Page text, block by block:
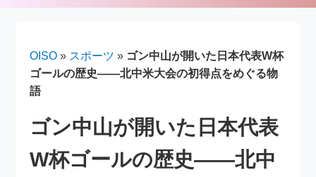
OISO » スポーツ » ゴン中山が開いた日本代表W杯
ゴールの歴史――北中米大会の初得点をめぐる物
語
ゴン中山が開いた日本代表
W杯ゴールの歴史――北中